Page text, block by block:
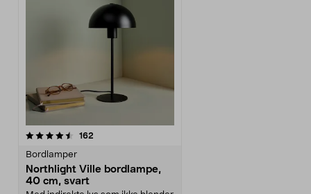
162
Bordlamper
Northlight Ville bordlampe,
40 cm, svart